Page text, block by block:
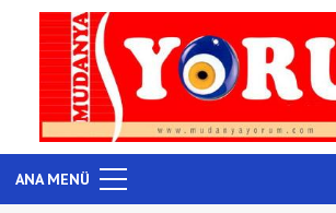
ANA MENÜ